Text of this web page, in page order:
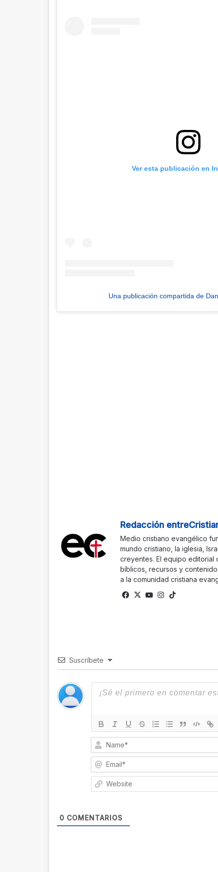
Ver esta publicación en
Una publicación compartida de
Redacción
Medio cristiano evangélico
mundo cristiano, la iglesia,
creyentes. El equipo editorial
bíblicos, recursos y
a la comunidad cristiana
Facebook
X YouTubeInstagram
Suscríbete
0 COMENTARIOS